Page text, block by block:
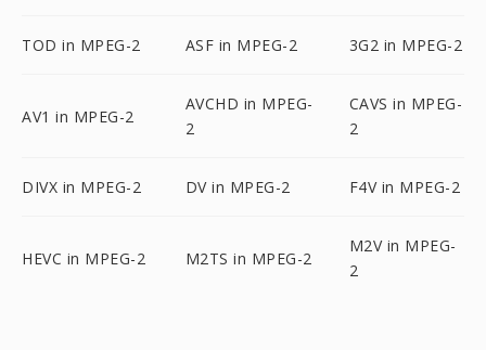
TOD in MPEG-2 ASF in MPEG-2 3G2 in MPEG-2
AV1 in MPEG-2
AVCHD in MPEG-
2
CAVS in MPEG-
2
DIVX in MPEG-2 DV in MPEG-2 F4V in MPEG-2
HEVC in MPEG-2 M2TS in MPEG-2
M2V in MPEG-
2